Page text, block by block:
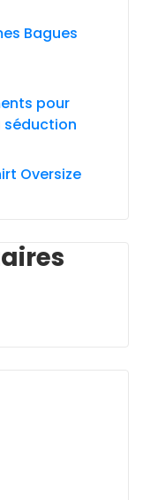
Bagues
pour
séduction
Oversize